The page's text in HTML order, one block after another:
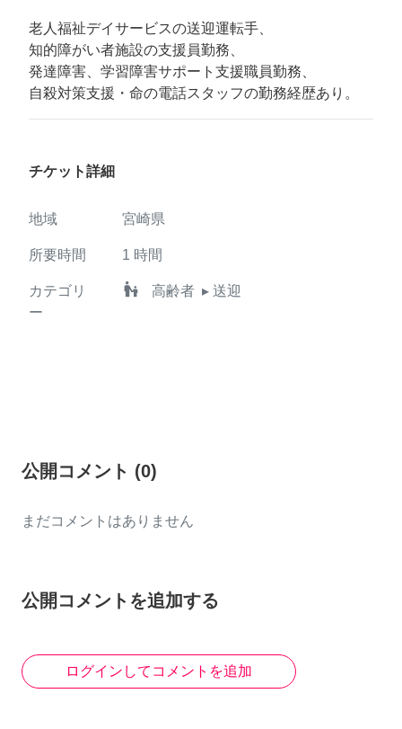
老人福祉デイサービスの送迎運転手、
知的障がい者施設の支援員勤務、
発達障害、学習障害サポート支援職員勤務、
自殺対策支援・命の電話スタッフの勤務経歴あり。
チケット詳細
地域 宮崎県
所要時間 1 時間
カテゴリ
ー
escalator_warning 高齢者 ▸ 送迎
公開コメント (0)
まだコメントはありません
公開コメントを追加する
ログインしてコメントを追加